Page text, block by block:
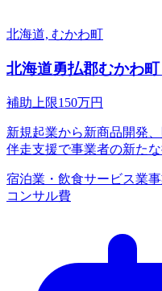
北海道, むかわ町
北海道勇払郡むかわ
補助上限150万円
新規起業から新商品開発
伴走支援で事業者の新た
宿泊業・飲食サービス業
コンサル費